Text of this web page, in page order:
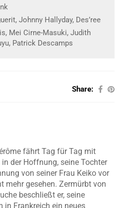
Johnny Hallyday, Des’ree
Mei Cirne-Masuki, Judith
Patrick Descamps
Share:
fährt Tag für Tag mit
der Hoffnung, seine Tochter
von seiner Frau Keiko vor
mehr gesehen. Zermürbt von
beschließt er, seine
in Frankreich ein neues